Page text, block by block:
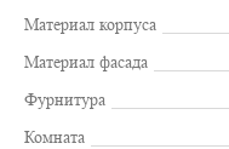
Материал корпуса
Материал фасада
Фурнитура
Комната